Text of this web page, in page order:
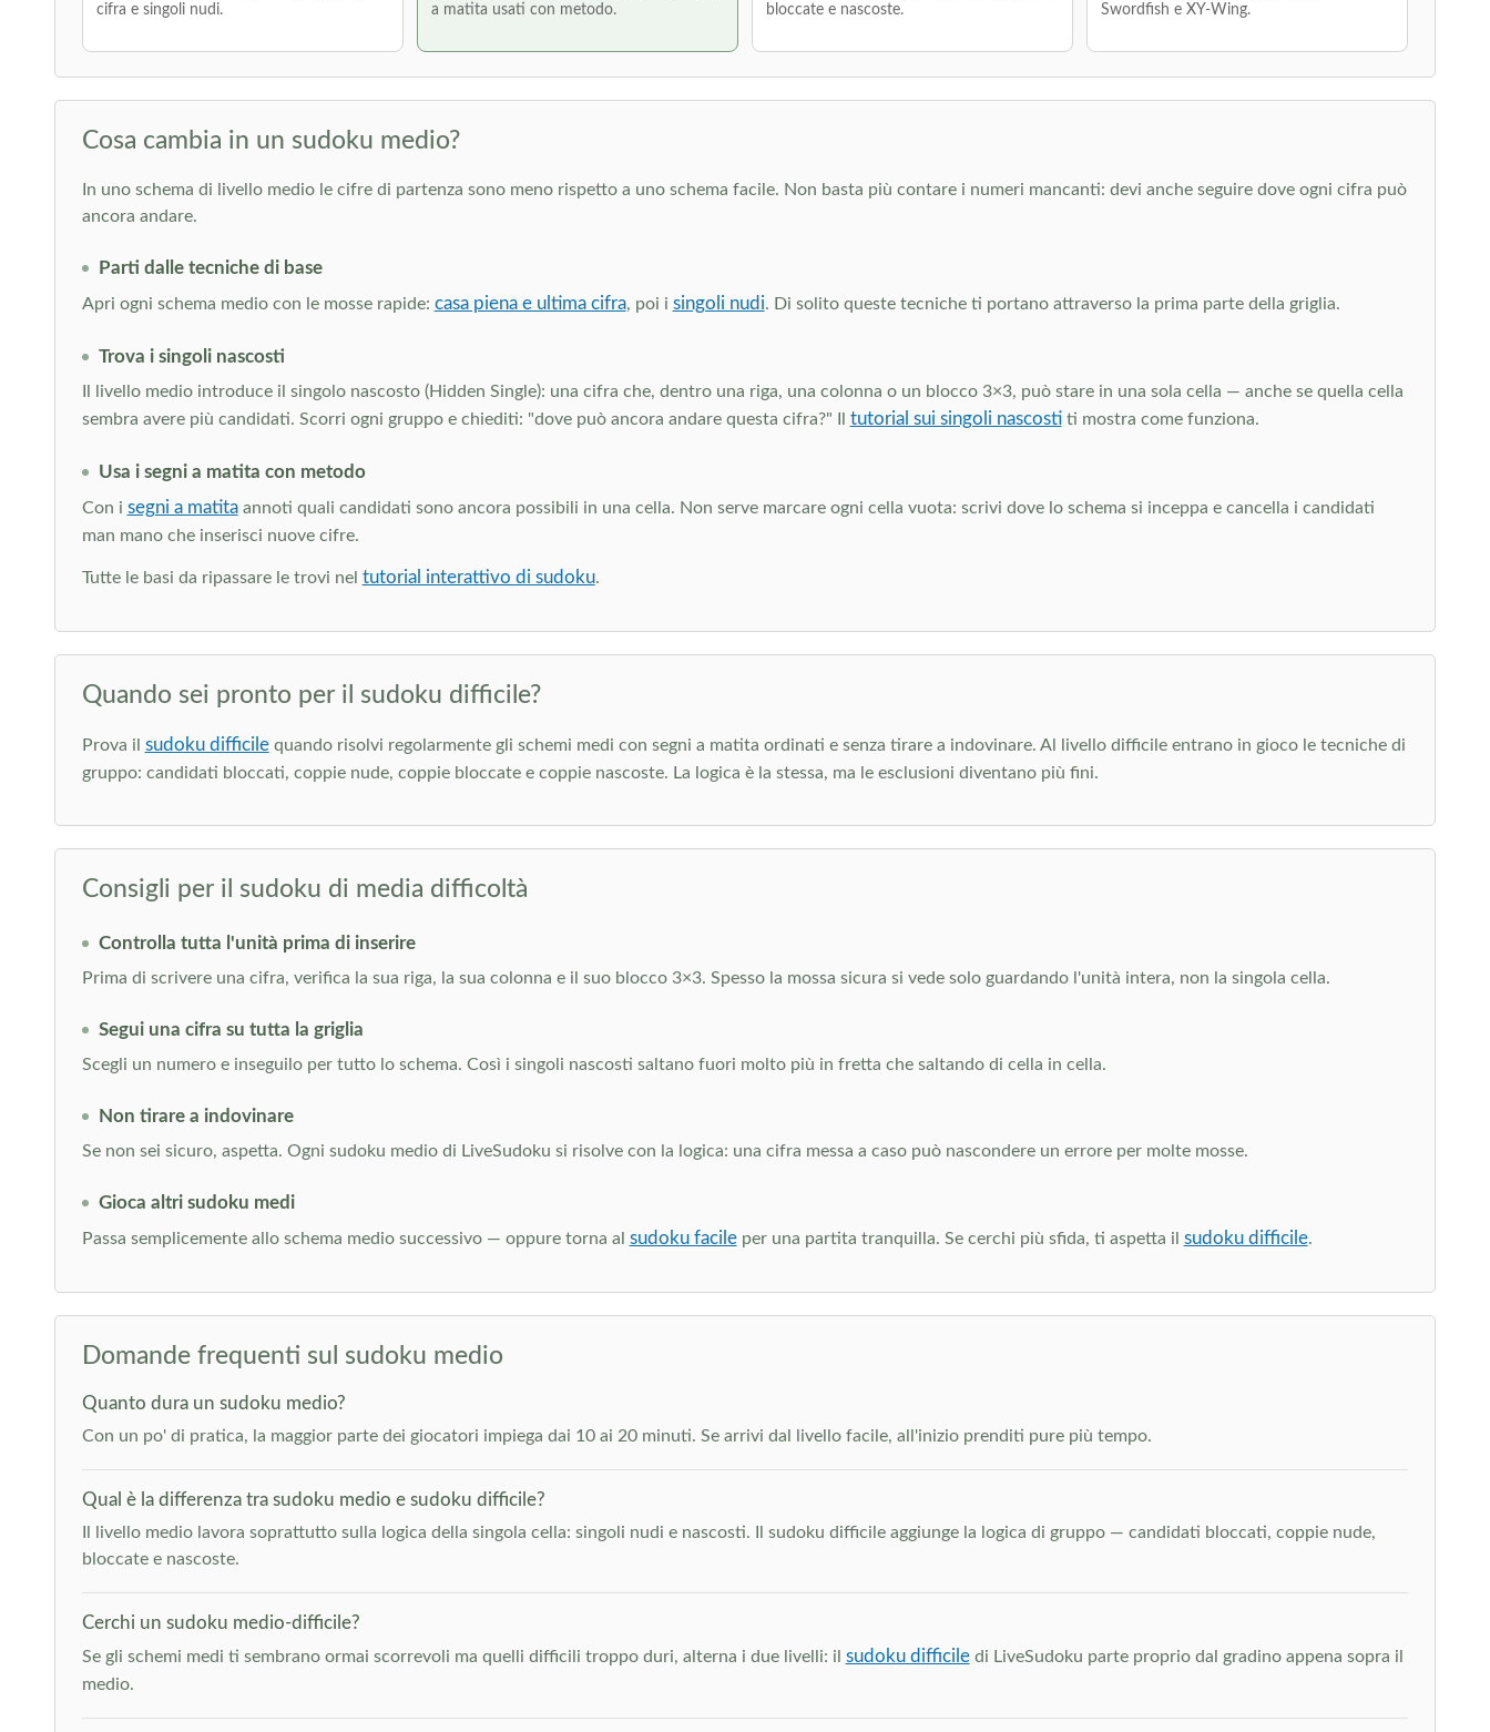
cifra e singoli nudi.
a matita usati con metodo.
bloccate e nascoste.
Swordfish e XY-Wing.
Cosa cambia in un sudoku medio?
In uno schema di livello medio le cifre di partenza sono meno rispetto a uno schema facile. Non basta più contare i numeri mancanti: devi anche seguire dove ogni cifra può
ancora andare.
Parti dalle tecniche di base
Apri ogni schema medio con le mosse rapide: casa piena e ultima cifra, poi i singoli nudi. Di solito queste tecniche ti portano attraverso la prima parte della griglia.
Trova i singoli nascosti
Il livello medio introduce il singolo nascosto (Hidden Single): una cifra che, dentro una riga, una colonna o un blocco 3×3, può stare in una sola cella — anche se quella cella
sembra avere più candidati. Scorri ogni gruppo e chiediti: "dove può ancora andare questa cifra?" Il tutorial sui singoli nascostiti mostra come funziona.
Usa i segni a matita con metodo
Con i segni a matitaannoti quali candidati sono ancora possibili in una cella. Non serve marcare ogni cella vuota: scrivi dove lo schema si inceppa e cancella i candidati
man mano che inserisci nuove cifre.
Tutte le basi da ripassare le trovi nel tutorial interattivo di sudoku.
Quando sei pronto per il sudoku difficile?
Prova il sudoku difficilequando risolvi regolarmente gli schemi medi con segni a matita ordinati e senza tirare a indovinare. Al livello difficile entrano in gioco le tecniche di
gruppo: candidati bloccati, coppie nude, coppie bloccate e coppie nascoste. La logica è la stessa, ma le esclusioni diventano più fini.
Consigli per il sudoku di media difficoltà
Controlla tutta l'unità prima di inserire
Prima di scrivere una cifra, verifica la sua riga, la sua colonna e il suo blocco 3×3. Spesso la mossa sicura si vede solo guardando l'unità intera, non la singola cella.
Segui una cifra su tutta la griglia
Scegli un numero e inseguilo per tutto lo schema. Così i singoli nascosti saltano fuori molto più in fretta che saltando di cella in cella.
Non tirare a indovinare
Se non sei sicuro, aspetta. Ogni sudoku medio di LiveSudoku si risolve con la logica: una cifra messa a caso può nascondere un errore per molte mosse.
Gioca altri sudoku medi
Passa semplicemente allo schema medio successivo — oppure torna al sudoku facileper una partita tranquilla. Se cerchi più sfida, ti aspetta il sudoku difficile.
Domande frequenti sul sudoku medio
Quanto dura un sudoku medio?
Con un po' di pratica, la maggior parte dei giocatori impiega dai 10 ai 20 minuti. Se arrivi dal livello facile, all'inizio prenditi pure più tempo.
Qual è la differenza tra sudoku medio e sudoku difficile?
Il livello medio lavora soprattutto sulla logica della singola cella: singoli nudi e nascosti. Il sudoku difficile aggiunge la logica di gruppo — candidati bloccati, coppie nude,
bloccate e nascoste.
Cerchi un sudoku medio-difficile?
Se gli schemi medi ti sembrano ormai scorrevoli ma quelli difficili troppo duri, alterna i due livelli: il sudoku difficiledi LiveSudoku parte proprio dal gradino appena sopra il
medio.